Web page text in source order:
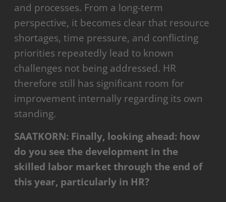
and processes. From a long-term
perspective, it becomes clear that resource
shortages, time pressure, and conflicting
priorities repeatedly lead to known
challenges not being addressed. HR
therefore still has significant room for
improvement internally regarding its own
standing.
SAATKORN: Finally, looking ahead: how
do you see the development in the
skilled labor market through the end of
this year, particularly in HR?